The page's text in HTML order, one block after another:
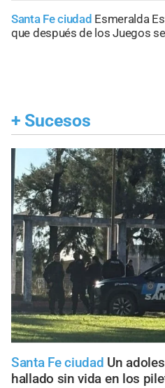
Santa Fe ciudad Esmeralda
que después de los Juegos
+ Sucesos
Santa Fe ciudad Un
hallado sin vida en los